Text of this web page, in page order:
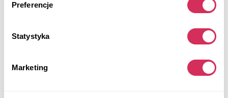
Preferencje
Statystyka
Marketing
Rear Wheel Drive
Automatic
Aukcja za